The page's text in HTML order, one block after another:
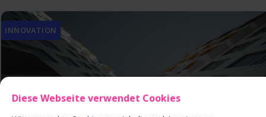
Diese Webseite verwendet Cookies
INNOVATION